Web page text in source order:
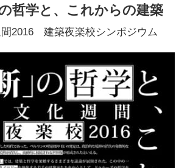
の哲学と、これからの建築
2016 建築夜楽校シンポジウム